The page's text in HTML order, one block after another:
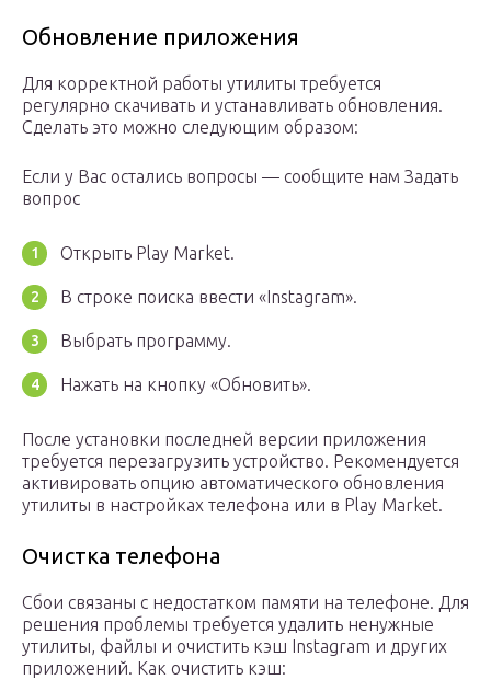
Обновление приложения
Для корректной работы утилиты требуется
регулярно скачивать и устанавливать обновления.
Сделать это можно следующим образом:
Если у Вас остались вопросы — сообщите нам Задать
вопрос
Открыть Play Market.
В строке поиска ввести «Instagram».
Выбрать программу.
Нажать на кнопку «Обновить».
После установки последней версии приложения
требуется перезагрузить устройство. Рекомендуется
активировать опцию автоматического обновления
утилиты в настройках телефона или в Play Market.
Очистка телефона
Сбои связаны с недостатком памяти на телефоне. Для
решения проблемы требуется удалить ненужные
утилиты, файлы и очистить кэш Instagram и других
приложений. Как очистить кэш: